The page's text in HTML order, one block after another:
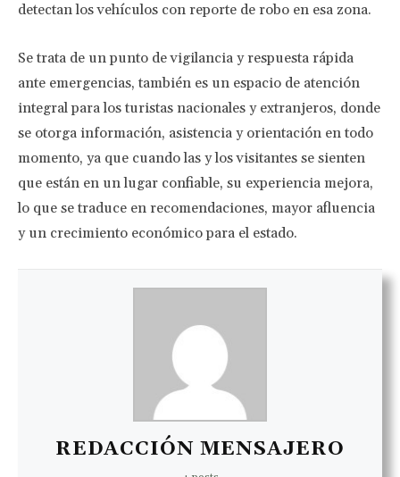
detectan los vehículos con reporte de robo en esa zona.
Se trata de un punto de vigilancia y respuesta rápida
ante emergencias, también es un espacio de atención
integral para los turistas nacionales y extranjeros, donde
se otorga información, asistencia y orientación en todo
momento, ya que cuando las y los visitantes se sienten
que están en un lugar confiable, su experiencia mejora,
lo que se traduce en recomendaciones, mayor afluencia
y un crecimiento económico para el estado.
REDACCIÓN MENSAJERO